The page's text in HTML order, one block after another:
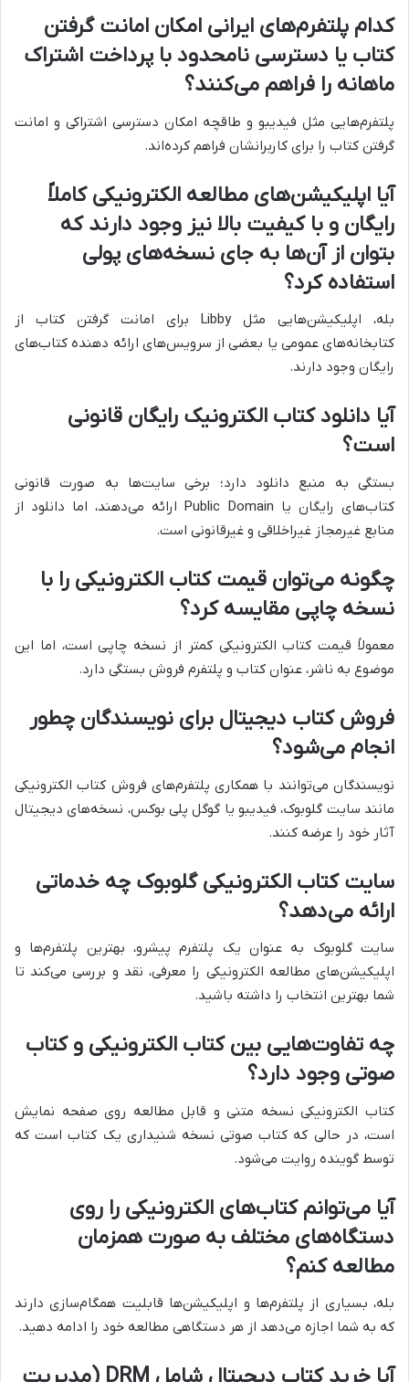
کدام پلتفرم‌های ایرانی امکان امانت گرفتن
کتاب یا دسترسی نامحدود با پرداخت اشتراک
ماهانه را فراهم می‌کنند؟
پلتفرم‌هایی مثل فیدیبو و طاقچه امکان دسترسی اشتراکی و امانت
گرفتن کتاب را برای کاربرانشان فراهم کرده‌اند.
آیا اپلیکیشن‌های مطالعه الکترونیکی کاملاً
رایگان و با کیفیت بالا نیز وجود دارند که
بتوان از آن‌ها به جای نسخه‌های پولی
استفاده کرد؟
بله، اپلیکیشن‌هایی مثل Libby برای امانت گرفتن کتاب از
کتابخانه‌های عمومی یا بعضی از سرویس‌های ارائه دهنده کتاب‌های
رایگان وجود دارند.
آیا دانلود کتاب الکترونیک رایگان قانونی
است؟
بستگی به منبع دانلود دارد؛ برخی سایت‌ها به صورت قانونی
کتاب‌های رایگان یا Public Domain ارائه می‌دهند، اما دانلود از
منابع غیرمجاز غیراخلاقی و غیرقانونی است.
چگونه می‌توان قیمت کتاب الکترونیکی را با
نسخه چاپی مقایسه کرد؟
معمولاً قیمت کتاب الکترونیکی کمتر از نسخه چاپی است، اما این
موضوع به ناشر، عنوان کتاب و پلتفرم فروش بستگی دارد.
فروش کتاب دیجیتال برای نویسندگان چطور
انجام می‌شود؟
نویسندگان می‌توانند با همکاری پلتفرم‌های فروش کتاب الکترونیکی
مانند سایت گلوبوک، فیدیبو یا گوگل پلی بوکس، نسخه‌های دیجیتال
آثار خود را عرضه کنند.
سایت کتاب الکترونیکی گلوبوک چه خدماتی
ارائه می‌دهد؟
سایت گلوبوک به عنوان یک پلتفرم پیشرو، بهترین پلتفرم‌ها و
اپلیکیشن‌های مطالعه الکترونیکی را معرفی، نقد و بررسی می‌کند تا
شما بهترین انتخاب را داشته باشید.
چه تفاوت‌هایی بین کتاب الکترونیکی و کتاب
صوتی وجود دارد؟
کتاب الکترونیکی نسخه متنی و قابل مطالعه روی صفحه نمایش
است، در حالی که کتاب صوتی نسخه شنیداری یک کتاب است که
توسط گوینده روایت می‌شود.
آیا می‌توانم کتاب‌های الکترونیکی را روی
دستگاه‌های مختلف به صورت همزمان
مطالعه کنم؟
بله، بسیاری از پلتفرم‌ها و اپلیکیشن‌ها قابلیت همگام‌سازی دارند
که به شما اجازه می‌دهد از هر دستگاهی مطالعه خود را ادامه دهید.